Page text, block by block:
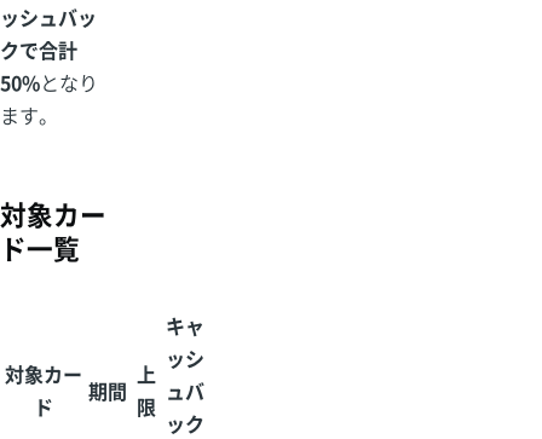
ッシュバッ
クで合計
50%となり
ます。
対象カー
ド一覧
対象カー
ド
期間
上
限
キャ
ッシ
ュバ
ック